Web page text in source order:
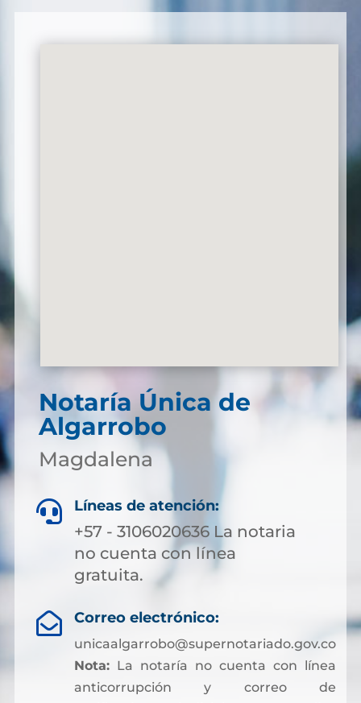
Notaría Única de
Algarrobo
Magdalena
 Líneas de atención:
+57 - 3106020636 La notaria
no cuenta con línea
gratuita.
 Correo electrónico:
unicaalgarrobo@supernotariado.gov.co
Nota:La notaría no cuenta con línea
anticorrupción y correo de